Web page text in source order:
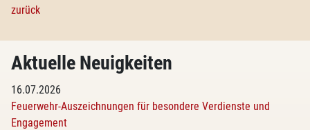
zurück
Aktuelle Neuigkeiten
16.07.2026
Feuerwehr-Auszeichnungen für besondere Verdienste und
Engagement